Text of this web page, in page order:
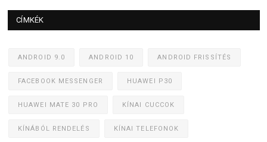
CÍMKÉK
ANDROID 9.0 ANDROID 10 ANDROID FRISSÍTÉS
FACEBOOK MESSENGER HUAWEI P30
HUAWEI MATE 30 PRO KÍNAI CUCCOK
KÍNÁBÓL RENDELÉS KÍNAI TELEFONOK